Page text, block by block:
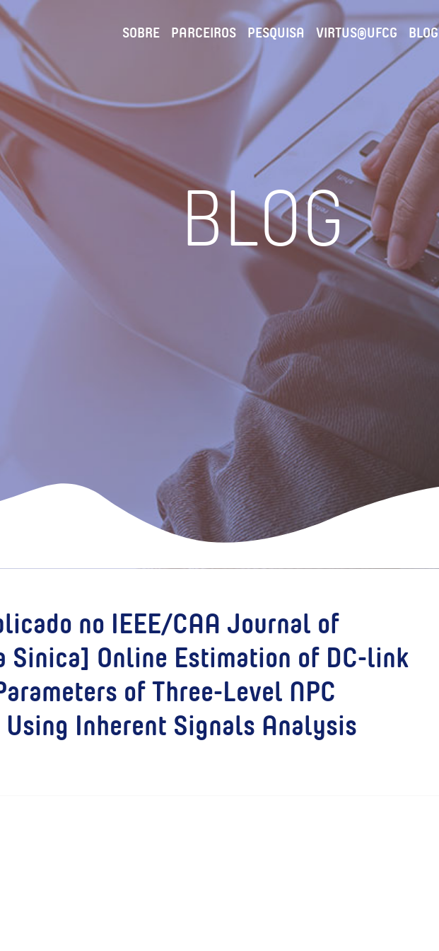
SOBRE PARCEIROS PESQUISA VIRTUS@UFCG BLOG
BLOG
no IEEE/CAA Journal of
Sinica] Online Estimation of DC-link
of Three-Level NPC
Inherent Signals Analysis